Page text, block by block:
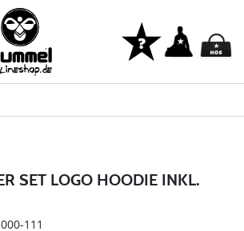
SET LOGO HOODIE INKL.
111